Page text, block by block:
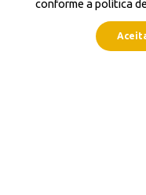
conforme a política